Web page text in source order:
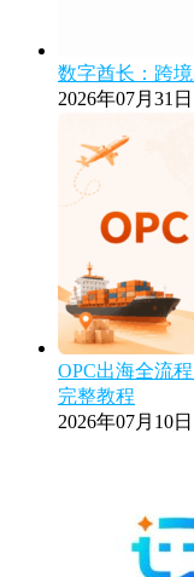
数字酋长：跨
2026年07月31日
OPC出海全流
完整教程
2026年07月10日